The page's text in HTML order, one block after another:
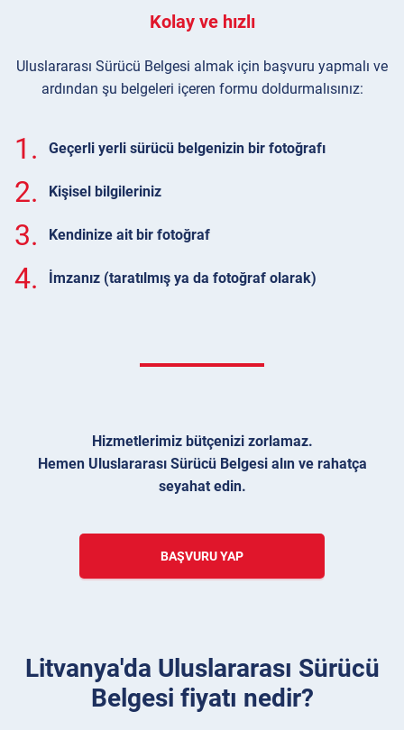
Kolay ve hızlı
Uluslararası Sürücü Belgesi almak için başvuru yapmalı ve
ardından şu belgeleri içeren formu doldurmalısınız:
1. Geçerli yerli sürücü belgenizin bir fotoğrafı
2. Kişisel bilgileriniz
3. Kendinize ait bir fotoğraf
4. İmzanız (taratılmış ya da fotoğraf olarak)
Hizmetlerimiz bütçenizi zorlamaz.
Hemen Uluslararası Sürücü Belgesi alın ve rahatça
seyahat edin.
BAŞVURU YAP
Litvanya'da Uluslararası Sürücü
Belgesi fiyatı nedir?